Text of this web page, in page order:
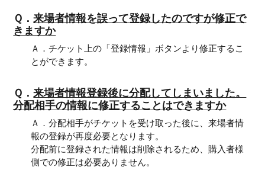
Ｑ．来場者情報を誤って登録したのですが修正で
きますか
Ａ．チケット上の「登録情報」ボタンより修正するこ
とができます。
Ｑ．来場者情報登録後に分配してしまいました。
分配相手の情報に修正することはできますか
Ａ．分配相手がチケットを受け取った後に、来場者情
報の登録が再度必要となります。
分配前に登録された情報は削除されるため、購入者様
側での修正は必要ありません。